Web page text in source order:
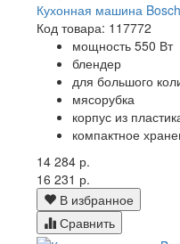
Кухонная машина
Код товара: 117772
мощность 550 Вт
блендер
для большого
мясорубка
корпус из
компактное
14 284 р.
16 231 р.
В избранное
Сравнить